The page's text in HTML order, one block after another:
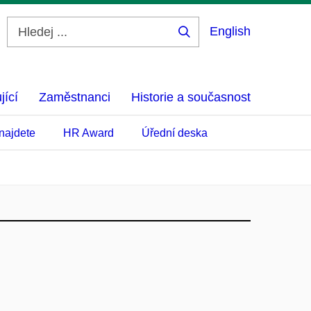
English
Zaměstnanci Historie a současnost
HR Award Úřední deska